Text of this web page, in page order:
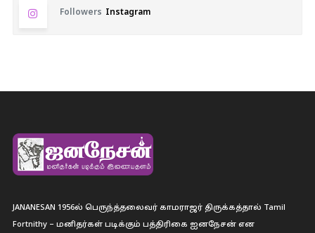
Followers Instagram
JANANESAN 1956ல் பெருந்த்தலைவர் காமராஜர் திருக்கத்தால் Tamil
Fortnithy – மனிதர்கள் படிக்கும் பத்திரிகை ஐனநேசன் என